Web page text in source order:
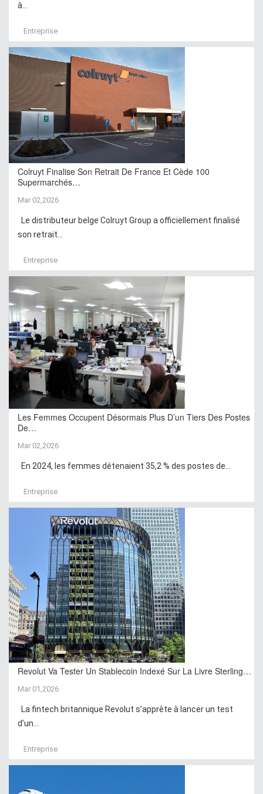
à...
Entreprise
Colruyt Finalise Son Retrait De France Et Cède 100
Supermarchés…
Mar 02,2026
Le distributeur belge Colruyt Group a officiellement finalisé
son retrait...
Entreprise
Les Femmes Occupent Désormais Plus D’un Tiers Des Postes
De…
Mar 02,2026
En 2024, les femmes détenaient 35,2 % des postes de...
Entreprise
Revolut Va Tester Un Stablecoin Indexé Sur La Livre Sterling…
Mar 01,2026
La fintech britannique Revolut s’apprête à lancer un test
d’un...
Entreprise